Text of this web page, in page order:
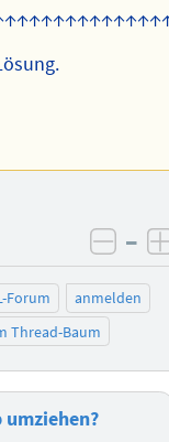
–
Forum
anmelden
Thread-Baum
umziehen?